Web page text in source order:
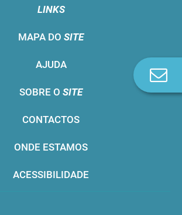
LINKS
MAPA DO SITE
AJUDA
SOBRE O SITE
CONTACTOS
ONDE ESTAMOS
ACESSIBILIDADE